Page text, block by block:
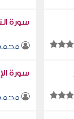
سورة
سورة